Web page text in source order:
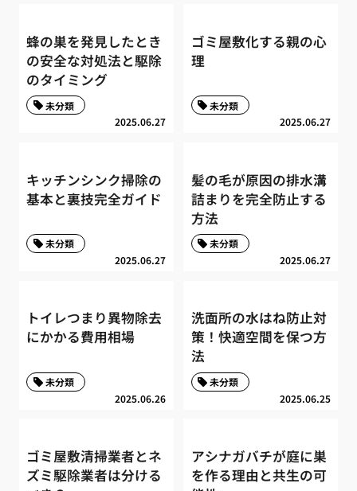
蜂の巣を発見したとき
の安全な対処法と駆除
のタイミング
2025.06.27
未分類
ゴミ屋敷化する親の心
理
2025.06.27
未分類
キッチンシンク掃除の
基本と裏技完全ガイド
2025.06.27
未分類
髪の毛が原因の排水溝
詰まりを完全防止する
方法
2025.06.27
未分類
トイレつまり異物除去
にかかる費用相場
2025.06.26
未分類
洗面所の水はね防止対
策！快適空間を保つ方
法
2025.06.25
未分類
ゴミ屋敷清掃業者とネ
ズミ駆除業者は分ける
アシナガバチが庭に巣
を作る理由と共生の可